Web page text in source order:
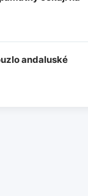
andaluské